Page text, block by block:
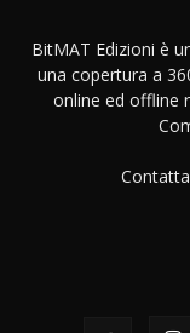
BitMAT Edizioni è
una copertura a
online ed offline